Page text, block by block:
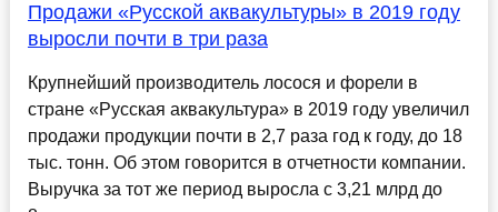
Продажи «Русской аквакультуры» в 2019 году
выросли почти в три раза
Крупнейший производитель лосося и форели в
стране «Русская аквакультура» в 2019 году увеличил
продажи продукции почти в 2,7 раза год к году, до 18
тыс. тонн. Об этом говорится в отчетности компании.
Выручка за тот же период выросла с 3,21 млрд до